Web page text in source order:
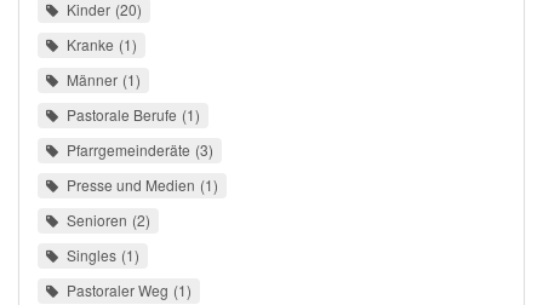
Kinder 20
Kranke 1
Männer 1
Pastorale Berufe 1
Pfarrgemeinderäte 3
Presse und Medien 1
Senioren 2
Singles 1
Pastoraler Weg 1